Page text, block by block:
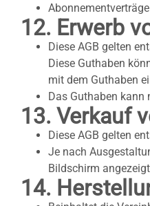
12. Erwerb
Diese AGB gelten
Diese Guthaben
mit dem Guthaben
Das Guthaben kann
13. Verkauf
Diese AGB gelten
Je nach
Bildschirm
14.